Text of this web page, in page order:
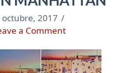
octubre, 2017
a Comment